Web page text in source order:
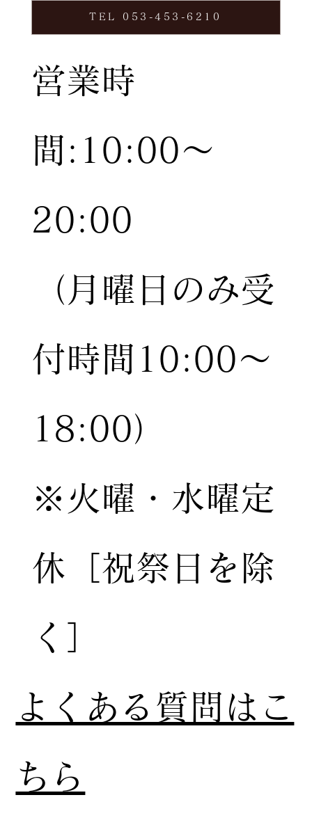
TEL 053-453-6210
営業時
間:10:00〜
20:00
（月曜日のみ受
付時間10:00〜
18:00）
※火曜・水曜定
休［祝祭日を除
く］
​よくある質問はこ
ちら